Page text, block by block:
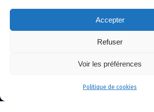
Accepter
Refuser
Voir les préférences
Politique de cookies
Politique de confidentialité -
© Copyright 2024 Atlantic Confort